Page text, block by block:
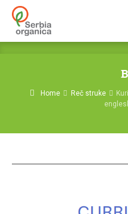
Home Reč struke